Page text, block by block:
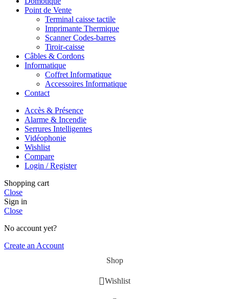
Point de Vente
Terminal caisse tactile
Imprimante Thermique
Scanner Codes-barres
Tiroir-caisse
Câbles & Cordons
Informatique
Coffret Informatique
Accessoires Informatique
Contact
Accès & Présence
Alarme & Incendie
Serrures Intelligentes
Vidéophonie
Wishlist
Compare
Login / Register
Shopping cart
Close
Sign in
Close
No account yet?
Create an Account
Shop
Wishlist